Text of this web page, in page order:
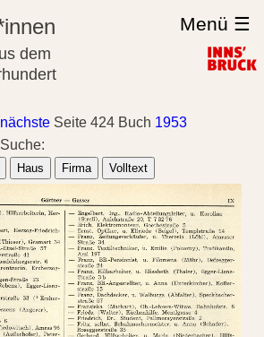
dem
Menü ☰
nächste Seite 424 Buch 1953
Haus Firma Volltext